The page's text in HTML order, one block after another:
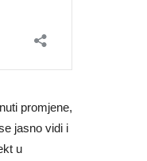
promjene,
jasno vidi i
u